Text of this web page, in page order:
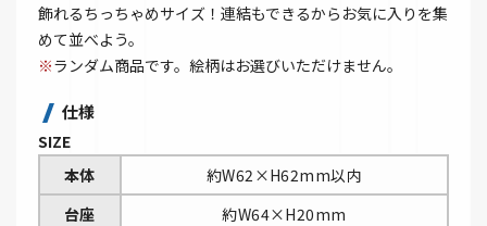
飾れるちっちゃめサイズ！連結もできるからお気に入りを集
めて並べよう。
※ランダム商品です。絵柄はお選びいただけません。
仕様
SIZE
本体
約W62×H62mm以内
台座
約W64×H20mm